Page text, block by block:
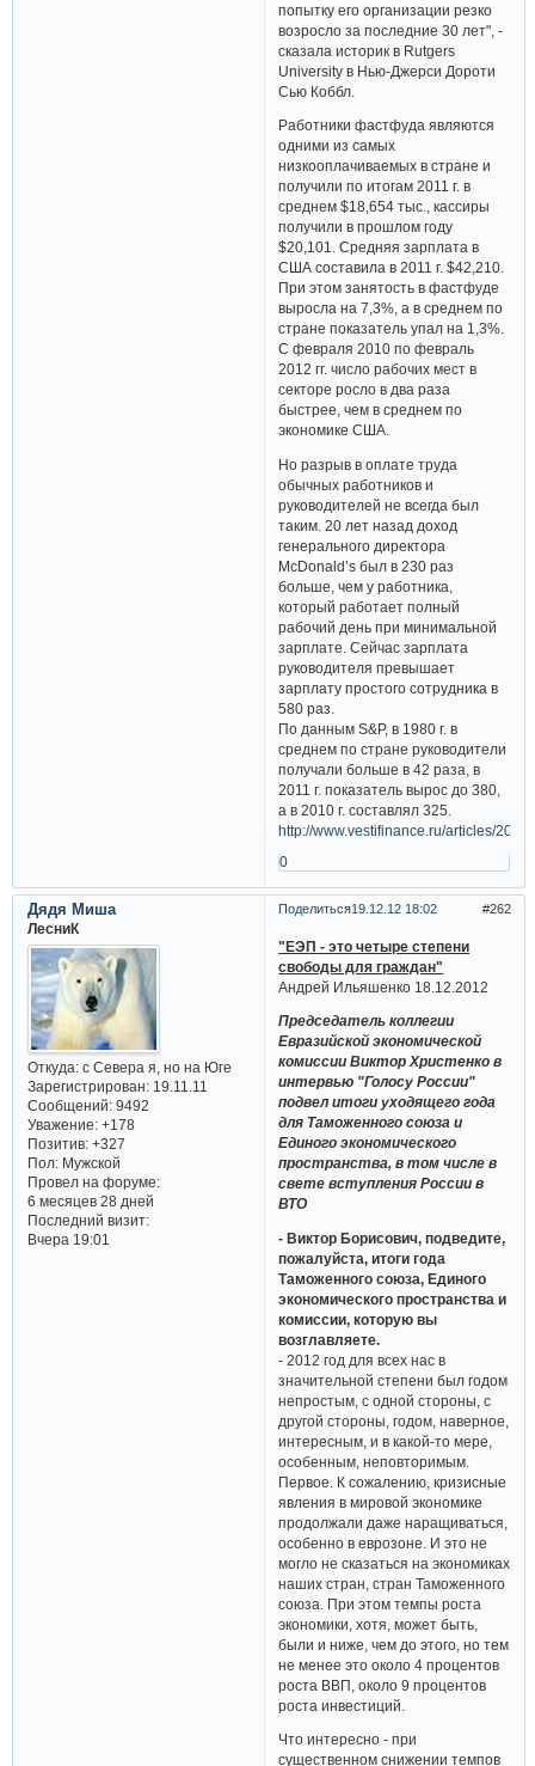
попытку его организации резко
возросло за последние 30 лет", -
сказала историк в Rutgers
University в Нью-Джерси Дороти
Сью Коббл.
Работники фастфуда являются
одними из самых
низкооплачиваемых в стране и
получили по итогам 2011 г. в
среднем $18,654 тыс., кассиры
получили в прошлом году
$20,101. Средняя зарплата в
США составила в 2011 г. $42,210.
При этом занятость в фастфуде
выросла на 7,3%, а в среднем по
стране показатель упал на 1,3%.
С февраля 2010 по февраль
2012 гг. число рабочих мест в
секторе росло в два раза
быстрее, чем в среднем по
экономике США.
Но разрыв в оплате труда
обычных работников и
руководителей не всегда был
таким. 20 лет назад доход
генерального директора
McDonald’s был в 230 раз
больше, чем у работника,
который работает полный
рабочий день при минимальной
зарплате. Сейчас зарплата
руководителя превышает
зарплату простого сотрудника в
580 раз.
По данным S&P, в 1980 г. в
среднем по стране руководители
получали больше в 42 раза, в
2011 г. показатель вырос до 380,
а в 2010 г. составлял 325.
http://www.vestifinance.ru/articles/
0
Поделиться 262
19.12.12 18:02
Дядя Миша
ЛесниК
Откуда:с Севера я, но на Юге
Зарегистрирован: 19.11.11
Сообщений:9492
Уважение: +178
Позитив: +327
Пол:Мужской
Провел на форуме:
6 месяцев 28 дней
Последний визит:
Вчера 19:01
"ЕЭП - это четыре степени
свободы для граждан"
Андрей Ильяшенко 18.12.2012
Председатель коллегии
Евразийской экономической
комиссии Виктор Христенко в
интервью "Голосу России"
подвел итоги уходящего года
для Таможенного союза и
Единого экономического
пространства, в том числе в
свете вступления России в
ВТО
- Виктор Борисович, подведите,
пожалуйста, итоги года
Таможенного союза, Единого
экономического пространства и
комиссии, которую вы
возглавляете.
- 2012 год для всех нас в
значительной степени был годом
непростым, с одной стороны, с
другой стороны, годом, наверное,
интересным, и в какой-то мере,
особенным, неповторимым.
Первое. К сожалению, кризисные
явления в мировой экономике
продолжали даже наращиваться,
особенно в еврозоне. И это не
могло не сказаться на экономиках
наших стран, стран Таможенного
союза. При этом темпы роста
экономики, хотя, может быть,
были и ниже, чем до этого, но тем
не менее это около 4 процентов
роста ВВП, около 9 процентов
роста инвестиций.
Что интересно - при
существенном снижении темпов